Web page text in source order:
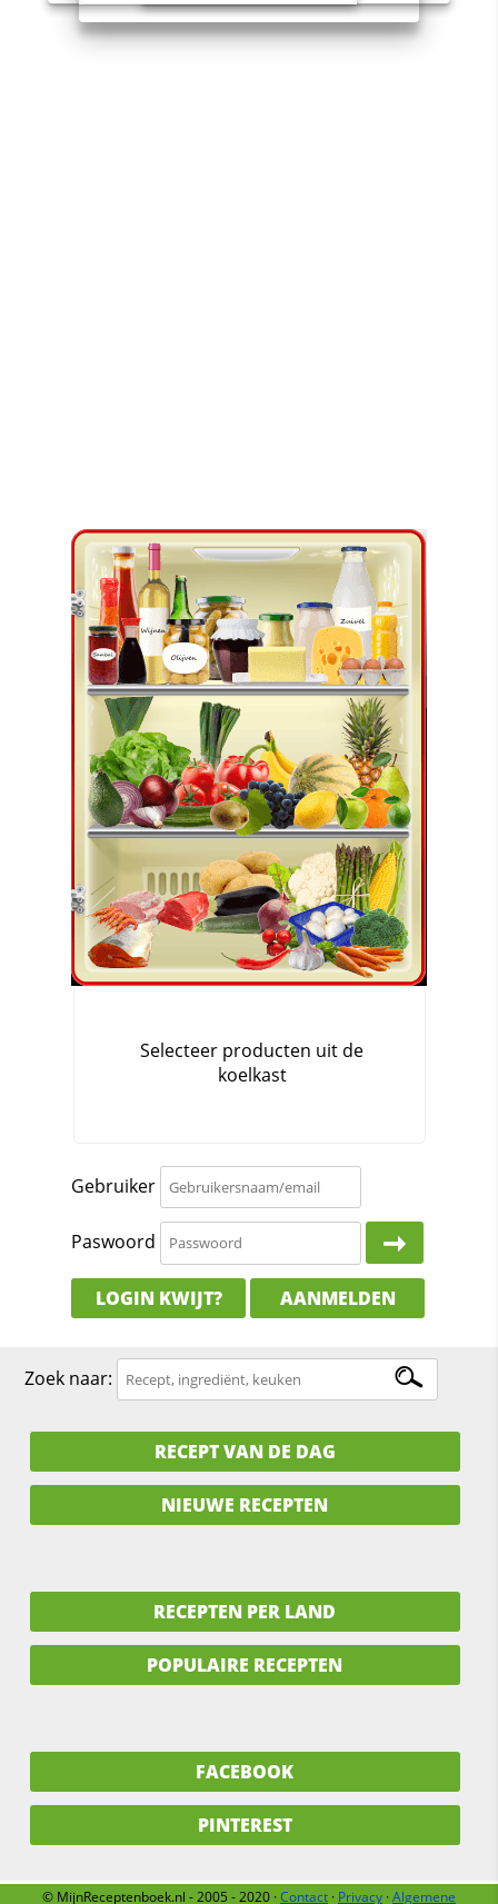
Gebruiker
Paswoord
LOGIN KWIJT? AANMELDEN
Zoek naar:
RECEPT VAN DE DAG
NIEUWE RECEPTEN
RECEPTEN PER LAND
POPULAIRE RECEPTEN
FACEBOOK
PINTEREST
© MijnReceptenboek.nl - 2005 - 2020 ·Contact · Privacy ·Algemene